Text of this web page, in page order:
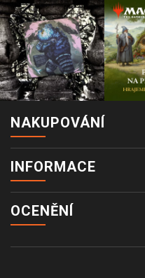
NAKUPOVÁNÍ
INFORMACE
OCENĚNÍ